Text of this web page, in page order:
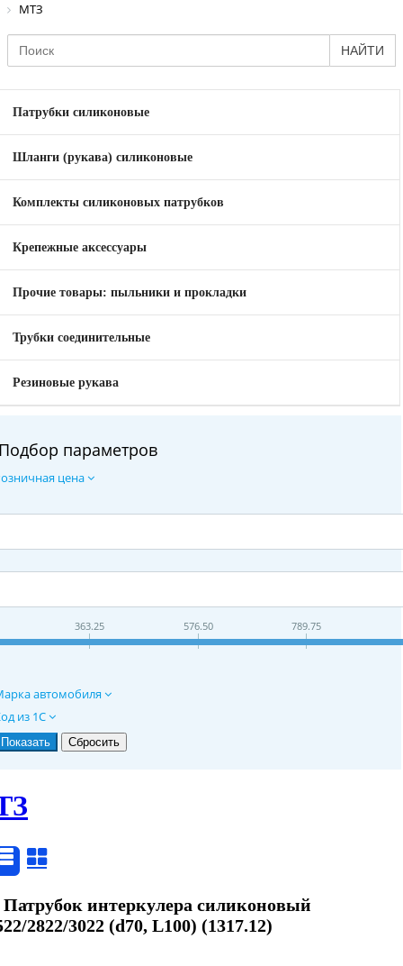
МТЗ
НАЙТИ
Патрубки силиконовые
Шланги (рукава) силиконовые
Комплекты силиконовых патрубков
Крепежные аксессуары
Прочие товары: пыльники и прокладки
Трубки соединительные
Резиновые рукава
параметров
цена
363.25 576.50 789.75
автомобиля
из 1С
Патрубок интеркулера силиконовый
2822/3022 (d70, L100) (1317.12)